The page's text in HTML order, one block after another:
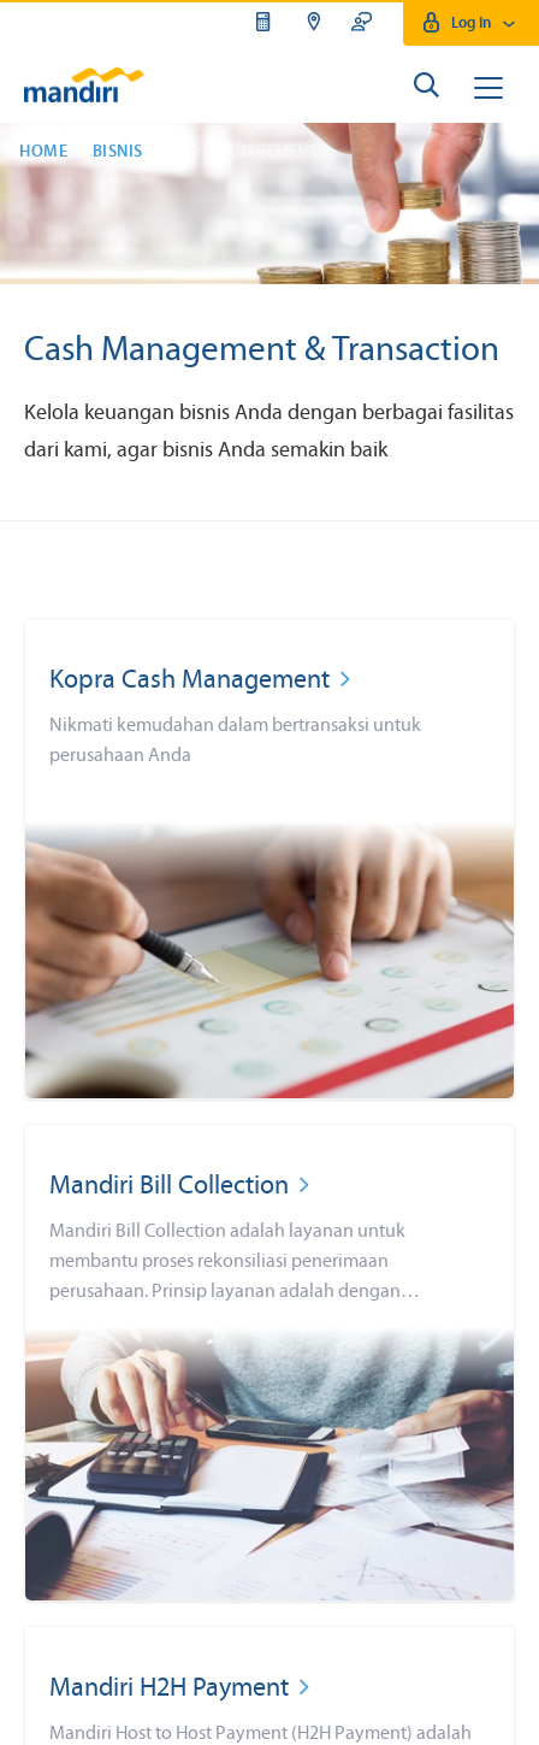
Log In
HOME BISNIS
Cash Management & Transaction
Kelola keuangan bisnis Anda dengan berbagai fasilitas
dari kami, agar bisnis Anda semakin baik
Kopra Cash Management
Nikmati kemudahan dalam bertransaksi untuk
perusahaan Anda
Mandiri Bill Collection
Mandiri Bill Collection adalah layanan untuk
membantu proses rekonsiliasi penerimaan
perusahaan. Prinsip layanan adalah dengan
pembayaran. Dengan layanan ini Perusahaan akan
memperoleh kemudahan dan kecepatan rekonsiliasi
penerimaan
Mandiri H2H Payment
Mandiri Host to Host Payment (H2H Payment) adalah